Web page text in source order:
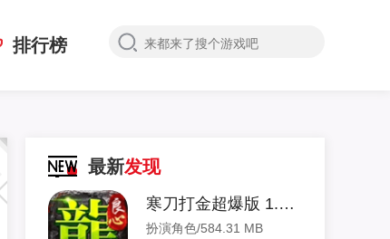
排行榜
最新发现
寒刀打金超爆版 1.4.135 安卓版
扮演角色/584.31 MB